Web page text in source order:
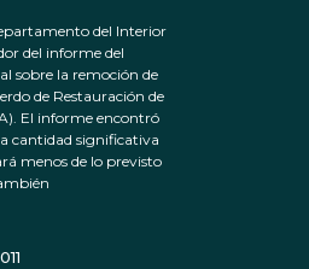
del Interior
del informe del
sobre la remoción de
de Restauración de
El informe encontró
cantidad significativa
menos de lo previsto